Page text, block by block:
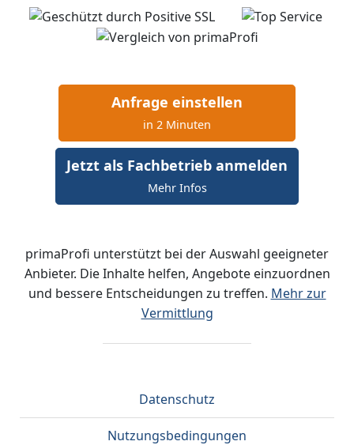
Anfrage einstellen
in 2 Minuten
Jetzt als Fachbetrieb anmelden
Mehr Infos
primaProfi unterstützt bei der Auswahl geeigneter
Anbieter. Die Inhalte helfen, Angebote einzuordnen
und bessere Entscheidungen zu treffen. Mehr zur
Vermittlung
Datenschutz
Nutzungsbedingungen